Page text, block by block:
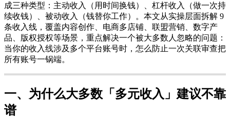
成三种类型：主动收入（用时间换钱）、杠杆收入（做一次持
续收钱）、被动收入（钱替你工作）。本文从实操层面拆解 9
条收入线，覆盖内容创作、电商多店铺、联盟营销、数字产
品、版权授权等场景，重点解决一个被大多数人忽略的问题：
当你的收入线涉及多个平台账号时，怎么防止一次关联审查把
所有账号一锅端。
一、为什么大多数「多元收入」建议不靠
谱